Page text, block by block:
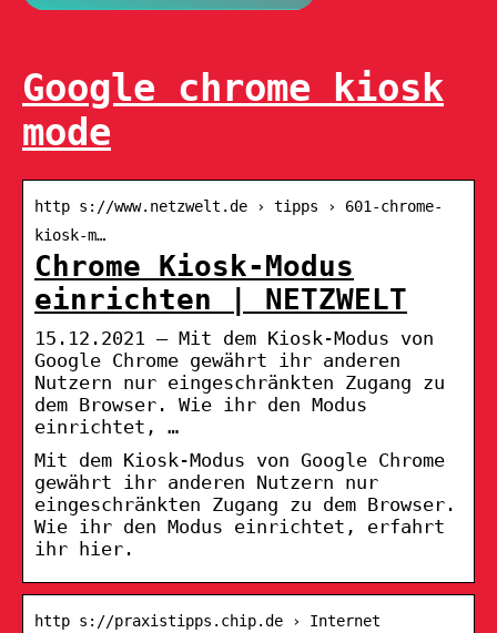
Google chrome kiosk
mode
http s://www.netzwelt.de › tipps › 601-chrome-
kiosk-m…
Chrome Kiosk-Modus
einrichten | NETZWELT
15.12.2021 — Mit dem Kiosk-Modus von
Google Chrome gewährt ihr anderen
Nutzern nur eingeschränkten Zugang zu
dem Browser. Wie ihr den Modus
einrichtet, …
Mit dem Kiosk-Modus von Google Chrome
gewährt ihr anderen Nutzern nur
eingeschränkten Zugang zu dem Browser.
Wie ihr den Modus einrichtet, erfahrt
ihr hier.
http s://praxistipps.chip.de › Internet